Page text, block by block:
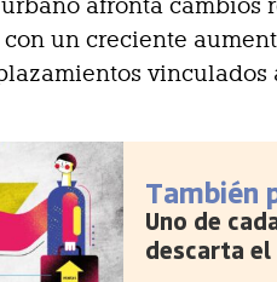
afronta cambios
un creciente
vinculados
También
Uno de
descarta